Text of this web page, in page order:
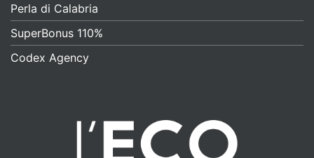
Perla di Calabria
SuperBonus 110%
Codex Agency